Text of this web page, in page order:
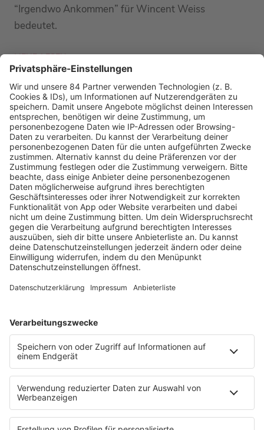
“Irgendwo Ankommen” für Wincent Weiss
bedeutet.
MEHR LESEN
MEHR NEWS
HOME
RADIOS
barba radio
Lagerfeuer
Füße hoch
Schmusekatze
Song Contest
Mädelsabend
Ich hasse Sport
Sonntag Morgen
Strandbar
Putzfimmel
Deutschpop
Deutsche Liebeslieder
PODCASTS